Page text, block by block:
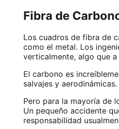
Fibra de
Los cuadros de fibra de
como el metal. Los
verticalmente, algo que
El carbono es
salvajes y
Pero para la mayoría de
Un pequeño accidente
responsabilidad